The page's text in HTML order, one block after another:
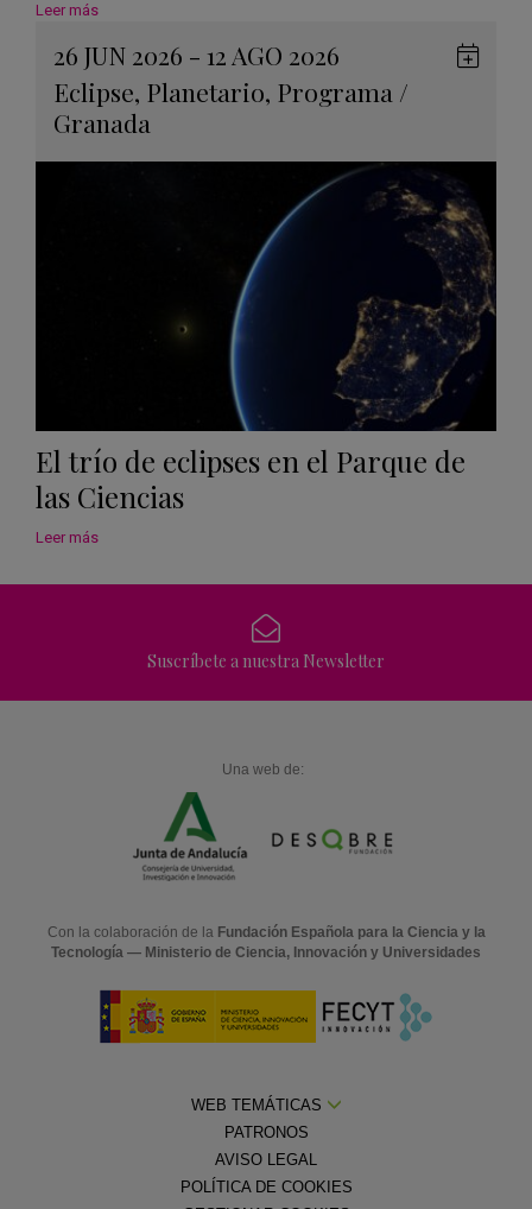
Leer más
26 JUN 2026 - 12 AGO 2026
Eclipse, Planetario, Programa /
Granada
El trío de eclipses en el Parque de
las Ciencias
Leer más
Suscríbete a nuestra Newsletter
Una web de:
Con la colaboración de la Fundación Española para la Ciencia y la
Tecnología — Ministerio de Ciencia, Innovación y Universidades
WEB TEMÁTICAS
PATRONOS
AVISO LEGAL
POLÍTICA DE COOKIES